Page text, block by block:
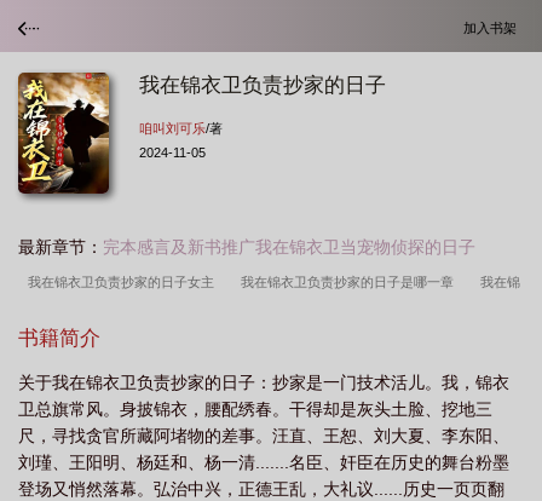
加入书架
我在锦衣卫负责抄家的日子
咱叫刘可乐/著
2024-11-05
最新章节： 完本感言及新书推广我在锦衣卫当宠物侦探的日子
我在锦衣卫负责抄家的日子女主 我在锦衣卫负责抄家的日子是哪一章 我在锦
子 爱奇艺
女主吗 在锦衣卫打工的日子 我在锦衣卫负责抄家的日子 影视版权 我在锦
衣卫负责抄家的日子电视剧 我在锦衣卫负责抄家的日子女主是谁 我在锦衣卫负
责抄家的日子是穿越吗 我在锦衣卫负责抄家的日子笔趣阁 我在锦衣卫负责抄家
的日子百度 我在锦衣卫负责抄家的日子mp3 我在锦衣卫负责抄家的日子免费阅
书籍简介
关于我在锦衣卫负责抄家的日子：抄家是一门技术活儿。我，锦衣
卫总旗常风。身披锦衣，腰配绣春。干得却是灰头土脸、挖地三
尺，寻找贪官所藏阿堵物的差事。汪直、王恕、刘大夏、李东阳、
刘瑾、王阳明、杨廷和、杨一清.......名臣、奸臣在历史的舞台粉墨
登场又悄然落幕。弘治中兴，正德王乱，大礼议......历史一页页翻